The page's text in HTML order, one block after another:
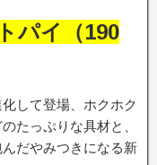
パイ（190
して登場、ホクホク
たっぷりな具材と、
だやみつきになる新